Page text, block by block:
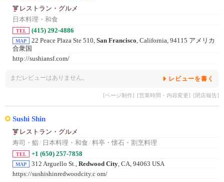
レストラン・グルメ
日本料理・和食
TEL (415) 292-4886
MAP 22 Peace Plaza Ste 510, San Francisco, California, 94115 アメリカ
合衆国
http://sushiansf.com/
まだレビューはありません。 レビューを書く
[ページ制作] [営業時間・内容変更] [閉店報告]
Sushi Shin
レストラン・グルメ
寿司・鮨/ 日本料理・和食 / 料亭・懐石・割烹料理
TEL +1 (650) 257-7858
MAP 312 Arguello St., Redwood City , CA, 94063 USA
https://sushishinredwoodcity.c om/